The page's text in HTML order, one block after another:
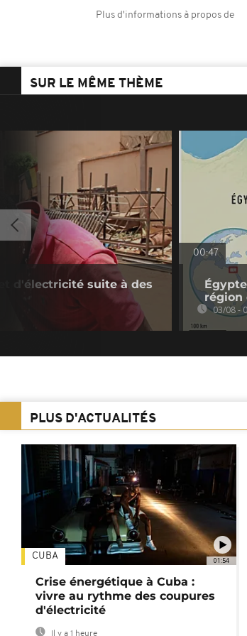
Plus d'informations à propos de
SUR LE MÊME THÈME
d'électricité suite à des
00:47
région
03/08 -
PLUS D'ACTUALITÉS
01:54
CUBA
Crise énergétique à Cuba :
vivre au rythme des coupures
d'électricité
Il y a 1 heure